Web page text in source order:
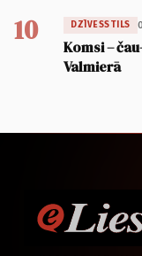
10 DZĪVESSTILS
Komsi –
Valmierā